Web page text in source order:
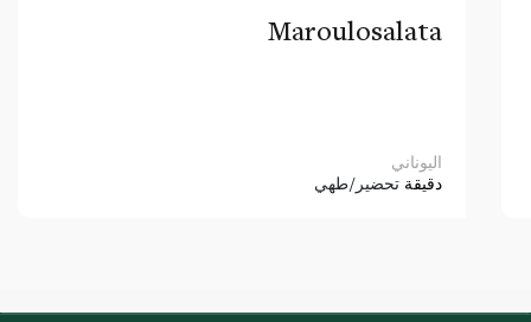
Maroulosalata
اليوناني
دقيقة تحضير/طهي